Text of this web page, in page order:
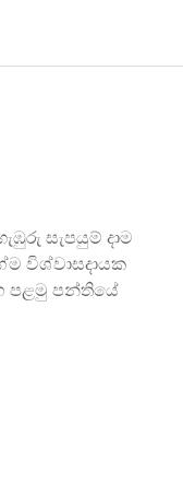
සැපයුම් දාම
විශ්වාසදායක
පළමු පන්තියේ